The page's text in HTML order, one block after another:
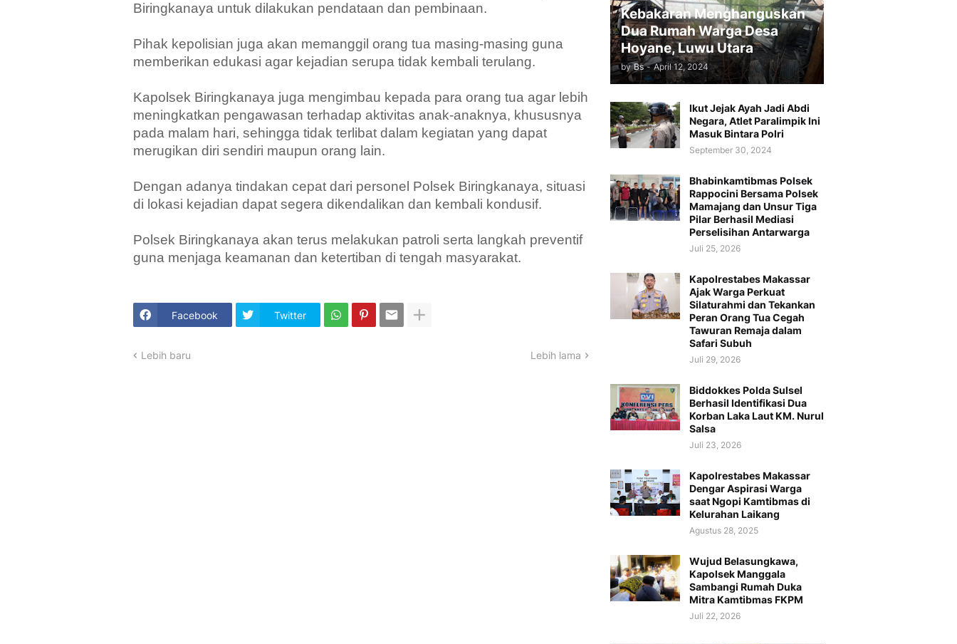
Biringkanaya untuk dilakukan pendataan dan pembinaan.
Pihak kepolisian juga akan memanggil orang tua masing-masing guna
memberikan edukasi agar kejadian serupa tidak kembali terulang.
Kapolsek Biringkanaya juga mengimbau kepada para orang tua agar lebih
meningkatkan pengawasan terhadap aktivitas anak-anaknya, khususnya
pada malam hari, sehingga tidak terlibat dalam kegiatan yang dapat
merugikan diri sendiri maupun orang lain.
Dengan adanya tindakan cepat dari personel Polsek Biringkanaya, situasi
di lokasi kejadian dapat segera dikendalikan dan kembali kondusif.
Polsek Biringkanaya akan terus melakukan patroli serta langkah preventif
guna menjaga keamanan dan ketertiban di tengah masyarakat.
Facebook Twitter
Lebih baru Lebih lama
Kebakaran Menghanguskan
Dua Rumah Warga Desa
Hoyane, Luwu Utara
by Bs - April 12, 2024
Ikut Jejak Ayah Jadi Abdi
Negara, Atlet Paralimpik Ini
Masuk Bintara Polri
September 30, 2024
Bhabinkamtibmas Polsek
Rappocini Bersama Polsek
Mamajang dan Unsur Tiga
Pilar Berhasil Mediasi
Perselisihan Antarwarga
Juli 25, 2026
Kapolrestabes Makassar
Ajak Warga Perkuat
Silaturahmi dan Tekankan
Peran Orang Tua Cegah
Tawuran Remaja dalam
Safari Subuh
Juli 29, 2026
Biddokkes Polda Sulsel
Berhasil Identifikasi Dua
Korban Laka Laut KM. Nurul
Salsa
Juli 23, 2026
Kapolrestabes Makassar
Dengar Aspirasi Warga
saat Ngopi Kamtibmas di
Kelurahan Laikang
Agustus 28, 2025
Wujud Belasungkawa,
Kapolsek Manggala
Sambangi Rumah Duka
Mitra Kamtibmas FKPM
Juli 22, 2026